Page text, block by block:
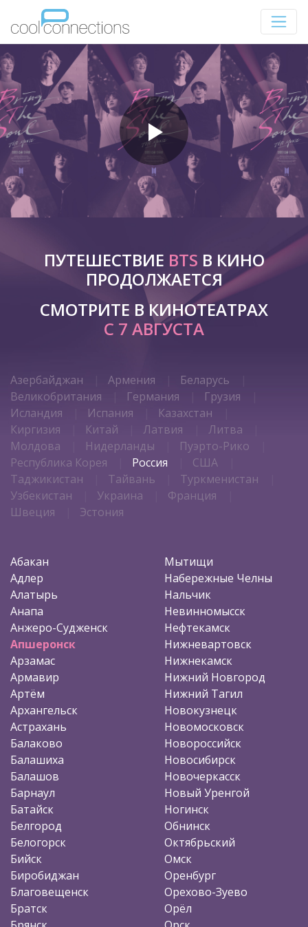
ПУТЕШЕСТВИЕ BTS В КИНО
ПРОДОЛЖАЕТСЯ
СМОТРИТЕ В КИНОТЕАТРАХ
С 7 АВГУСТА
Азербайджан Армения
Беларусь
Великобритания
Германия
Грузия
Исландия
Испания
Казахстан
Киргизия
Китай Латвия
Литва
Молдова
Нидерланды
Пуэрто-Рико
Республика Корея
Россия
США
Таджикистан
Тайвань
Туркменистан
Узбекистан
Украина
Франция
Швеция
Эстония
Абакан
Адлер
Алатырь
Анапа
Анжеро-Судженск
Апшеронск
Арзамас
Армавир
Артём
Архангельск
Астрахань
Балаково
Балашиха
Балашов
Барнаул
Батайск
Белгород
Белогорск
Бийск
Биробиджан
Благовещенск
Братск
Мытищи
Набережные Челны
Нальчик
Невинномысск
Нефтекамск
Нижневартовск
Нижнекамск
Нижний Новгород
Нижний Тагил
Новокузнецк
Новомосковск
Новороссийск
Новосибирск
Новочеркасск
Новый Уренгой
Ногинск
Обнинск
Октябрьский
Омск
Оренбург
Орехово-Зуево
Орёл